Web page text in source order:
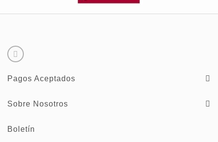
Pagos Aceptados
Sobre Nosotros
Boletín